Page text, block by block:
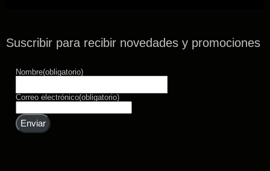
Suscribir para recibir novedades y promociones
Nombre(obligatorio)
Correo electrónico(obligatorio)
Enviar